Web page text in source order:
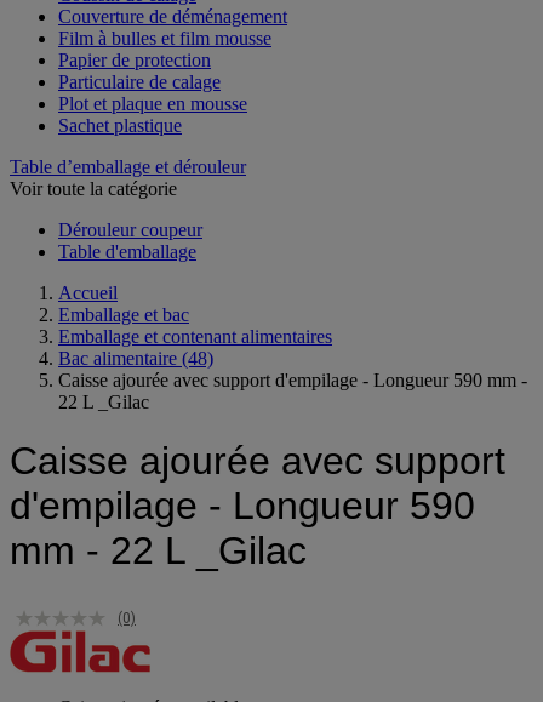
Coussin de calage
Couverture de déménagement
Film à bulles et film mousse
Papier de protection
Particulaire de calage
Plot et plaque en mousse
Table d’emballage et dérouleur
Dérouleur coupeur
Accueil
Emballage et bac
Emballage et contenant alimentaires
Bac alimentaire (48)
Caisse ajourée avec support d'empilage - Longueur 590 mm -
Caisse ajourée avec support
d'empilage - Longueur 590
mm - 22 L _Gilac